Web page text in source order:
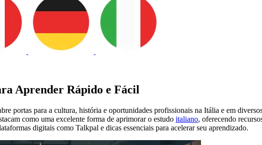
Aprender Rápido e Fácil
portas para a cultura, história e oportunidades profissionais na Itália e em
como uma excelente forma de aprimorar o estudo italiano, oferecendo
digitais como Talkpal e dicas essenciais para acelerar seu aprendizado.